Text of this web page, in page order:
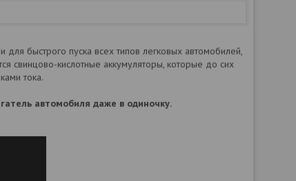
и для быстрого пуска всех типов легковых автомобилей,
свинцово-кислотные аккумуляторы, которые до сих
тока.
автомобиля даже в одиночку.